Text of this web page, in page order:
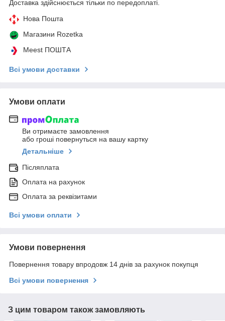
Доставка здійснюється тільки по передоплаті.
Нова Пошта
Магазини Rozetka
Meest ПОШТА
Всі умови доставки
Умови оплати
Ви отримаєте замовлення
або гроші повернуться на вашу картку
Детальніше
Післяплата
Оплата на рахунок
Оплата за реквізитами
Всі умови оплати
Умови повернення
Повернення товару впродовж 14 днів за рахунок покупця
Всі умови повернення
З цим товаром також замовляють